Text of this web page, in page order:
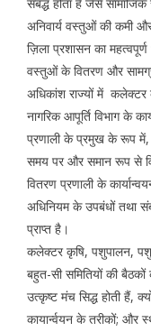
संबद्ध होता है जैसे
अनिवार्य वस्तुओं की कमी
ज़िला प्रशासन का
वस्तुओं के वितरण और
अधिकांश राज्यों में कलेक्टर
नागरिक आपूर्ति विभाग के
प्रणाली के प्रमुख के रूप में,
समय पर और समान रूप से
वितरण प्रणाली के
अधिनियम के उपबंधों तथा
प्राप्त है।
कलेक्टर कृषि, पशुपालन, पशु
बहुत-सी समितियों की
उत्कृष्ट मंच सिद्ध होती हैं,
कायार्न्वयन के तरीकों; और